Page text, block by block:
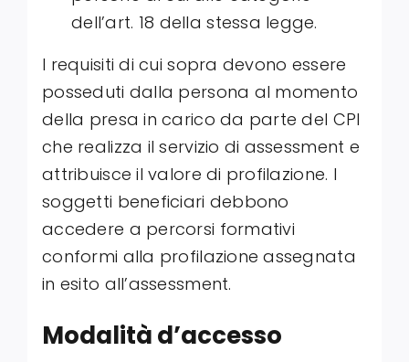
dell’art. 18 della stessa legge.
I requisiti di cui sopra devono essere
posseduti dalla persona al momento
della presa in carico da parte del CPI
che realizza il servizio di assessment e
attribuisce il valore di profilazione. I
soggetti beneficiari debbono
accedere a percorsi formativi
conformi alla profilazione assegnata
in esito all’assessment.
Modalità d’accesso